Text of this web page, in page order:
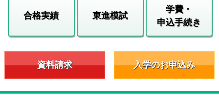
合格実績 東進模試
学費・
申込手続き
資料請求 入学のお申込み